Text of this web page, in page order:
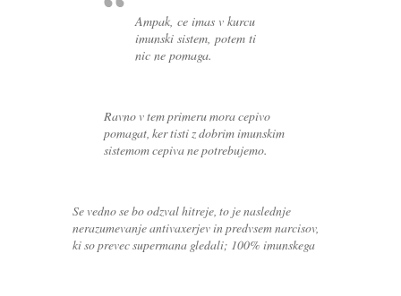
Ampak, ce imas v kurcu
imunski sistem, potem ti
nic ne pomaga.
Ravno v tem primeru mora cepivo
pomagat, ker tisti z dobrim imunskim
sistemom cepiva ne potrebujemo.
Se vedno se bo odzval hitreje, to je naslednje
nerazumevanje antivaxerjev in predvsem narcisov,
ki so prevec supermana gledali; 100% imunskega